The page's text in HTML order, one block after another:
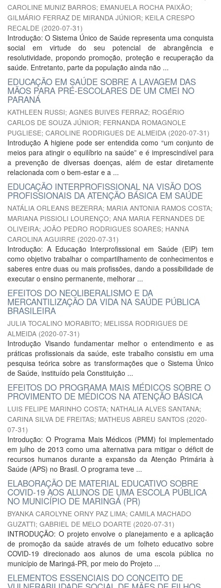
CAROLINE MUNIZ BARROS; EMANUELA ROCHA PAIXÃO;
GILMÁRIO FERRAZ DE MIRANDA JÚNIOR; KEILA CRESPO
RECALDE (2020-07-31)
Introdução: O Sistema Único de Saúde representa uma conquista
social em virtude do seu potencial de abrangência e
resolutividade, propondo promoção, proteção e recuperação da
saúde. Entretanto, parte da população ainda não ...
EDUCAÇÃO EM SAÚDE SOBRE A LAVAGEM DAS
MÃOS PARA PRÉ-ESCOLARES DE UM CMEI NO
PARANÁ
KATHLEEN RUSSI; AGNES BUIVES FERRAZ; ROGÉRIO
CARLOS DE SOUZA JÚNIOR; FERNANDA ROMAGNOLE
PUGLIESE; CAROLINE RODRIGUES DE ALMEIDA (2020-07-31)
Introdução A higiene pode ser entendida como “um conjunto de
meios para atingir o equilíbrio na saúde” e é imprescindível para
a prevenção de diversas doenças, além de estar diretamente
relacionada com o bem-estar e a ...
EDUCAÇÃO INTERPROFISSIONAL NA VISÃO DOS
PROFISSIONAIS DA ATENÇÃO BÁSICA EM SAÚDE
NATÁLIA ORLEANS BEZERRA; MARIA ANTONIA RAMOS COSTA;
MARIANA PISSIOLI LOURENÇO; ANA MARIA FERNANDES DE
OLIVEIRA; JOÃO PEDRO RODRIGUES SOARES; HANNA
CAROLINA AGUIRRE (2020-07-31)
Introdução: A Educação Interprofissional em Saúde (EIP) tem
como objetivo trabalhar o compartilhamento de conhecimentos e
saberes entre duas ou mais profissões, dando a possibilidade de
executar o ensino permanente, melhorar ...
EFEITOS DO NEOLIBERALISMO E DA
MERCANTILIZAÇÃO DA VIDA NA SAÚDE PÚBLICA
BRASILEIRA
JULIA TOCALINO MORABITO; MELISSA RODRIGUES DE
ALMEIDA (2020-07-31)
Introdução Visando fundamentar melhor o entendimento e as
práticas profissionais da saúde, este trabalho consistiu em uma
pesquisa teórica sobre as transformações que o Sistema Único
de Saúde, instituído pela Constituição ...
EFEITOS DO PROGRAMA MAIS MÉDICOS SOBRE O
PROVIMENTO DE MÉDICOS NA ATENÇÃO BÁSICA
LUIS FELIPE MARINHO COSTA; NATHALIA ALVES SANTANA;
CARINA SILVA DE FREITAS; MATHEUS ABREU SANTOS (2020-
07-31)
Introdução: O Programa Mais Médicos (PMM) foi implementado
em julho de 2013 como uma alternativa para mitigar o déficit de
recursos humanos durante a expansão da Atenção Primária à
Saúde (APS) no Brasil. O programa teve ...
ELABORAÇÃO DE MATERIAL EDUCATIVO SOBRE
COVID-19 AOS ALUNOS DE UMA ESCOLA PÚBLICA
NO MUNICÍPIO DE MARINGÁ (PR)
BYANKA CAROLYNE ORNY PAZ LIMA; CAMILA MACHADO
GUZATTI; GABRIEL DE MELO DOARTE (2020-07-31)
INTRODUÇÃO: O projeto envolve o planejamento e a aplicação
de promoção da saúde através de um folheto educativo sobre
COVID-19 direcionado aos alunos de uma escola pública no
município de Maringá-PR, por meio do Projeto ...
ELEMENTOS ESSENCIAIS DO CONCEITO DE